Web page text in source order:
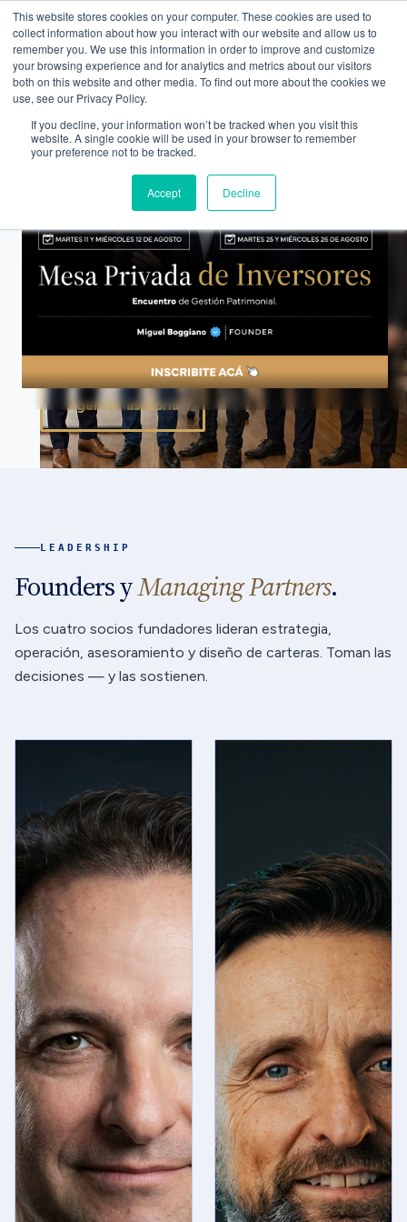
This website stores cookies on your computer. These cookies are used to
collect information about how you interact with our website and allow us to
remember you. We use this information in order to improve and customize
your browsing experience and for analytics and metrics about our visitors
both on this website and other media. To find out more about the cookies we
use, see our Privacy Policy.
If you decline, your information won’t be tracked when you visit this
website. A single cookie will be used in your browser to remember
your preference not to be tracked.
Accept Decline
WEALTH MANAGEMENT CDI MEMBRESÍA
SOBRE NOSOTROS · EQUIPO
Las personas detrás
patrimonio.
Profesionales con décadas de experiencia en
mercados, banca privada, asset management y
planificación fiscal. Mismo equipo, mismo asesor,
por 10, 15, 20 años. Sin rotación, sin asimetría, sin
productos empujados.
Agendar asesoría
LEADERSHIP
Founders yManaging Partners.
Los cuatro socios fundadores lideran estrategia,
operación, asesoramiento y diseño de carteras. Toman las
decisiones — y las sostienen.
Economista,
especializado
en mercados
financieros con
más de 25 años
de experiencia.
Fundador de
CDI Capital y
Carta
Financiera.
Referente
mediático en
economía y
mercados en
Argentina —
presencia